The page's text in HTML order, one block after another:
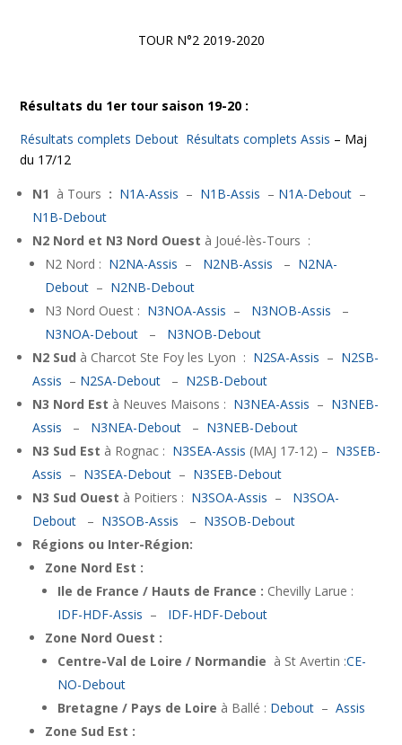
TOUR N°2 2019-2020
Résultats du 1er tour saison 19-20 :
Résultats complets Debout Résultats complets Assis – Maj
du 17/12
N1 à Tours : N1A-Assis – N1B-Assis – N1A-Debout –
N1B-Debout
N2 Nord et N3 Nord Ouest à Joué-lès-Tours :
N2 Nord : N2NA-Assis – N2NB-Assis – N2NA-
Debout – N2NB-Debout
N3 Nord Ouest : N3NOA-Assis – N3NOB-Assis –
N3NOA-Debout – N3NOB-Debout
N2 Sud à Charcot Ste Foy les Lyon : N2SA-Assis – N2SB-
Assis – N2SA-Debout – N2SB-Debout
N3 Nord Est à Neuves Maisons : N3NEA-Assis – N3NEB-
Assis – N3NEA-Debout – N3NEB-Debout
N3 Sud Est à Rognac : N3SEA-Assis (MAJ 17-12) – N3SEB-
Assis – N3SEA-Debout – N3SEB-Debout
N3 Sud Ouest à Poitiers : N3SOA-Assis – N3SOA-
Debout – N3SOB-Assis – N3SOB-Debout
Régions ou Inter-Région:
Zone Nord Est :
Ile de France / Hauts de France : Chevilly Larue :
IDF-HDF-Assis – IDF-HDF-Debout
Zone Nord Ouest :
Centre-Val de Loire / Normandie à St Avertin :CE-
NO-Debout
Bretagne / Pays de Loire à Ballé : Debout –Assis
Zone Sud Est :